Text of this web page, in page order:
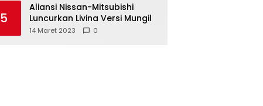
5
Aliansi Nissan-Mitsubishi
Luncurkan Livina Versi Mungil
14 Maret 2023 0